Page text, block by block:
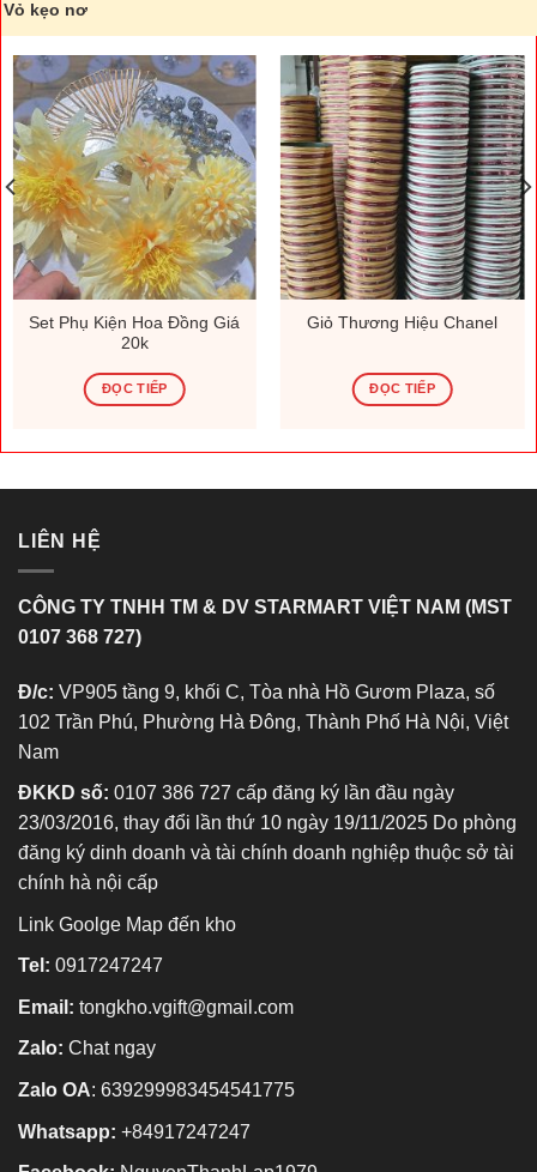
Vỏ kẹo nơ
Set Phụ Kiện Hoa Đồng Giá
20k
ĐỌC TIẾP
Giỏ Thương Hiệu Chanel
ĐỌC TIẾP
LIÊN HỆ
CÔNG TY TNHH TM & DV STARMART VIỆT NAM (MST
0107 368 727)
Đ/c: VP905 tầng 9, khối C, Tòa nhà Hồ Gươm Plaza, số
102 Trần Phú, Phường Hà Đông, Thành Phố Hà Nội, Việt
Nam
ĐKKD số: 0107 386 727 cấp đăng ký lần đầu ngày
23/03/2016, thay đổi lần thứ 10 ngày 19/11/2025 Do phòng
đăng ký dinh doanh và tài chính doanh nghiệp thuộc sở tài
chính hà nội cấp
Link Goolge Map đến kho
Tel: 0917247247
Email: tongkho.vgift@gmail.com
Zalo: Chat ngay
Zalo OA: 639299983454541775
Whatsapp: +84917247247